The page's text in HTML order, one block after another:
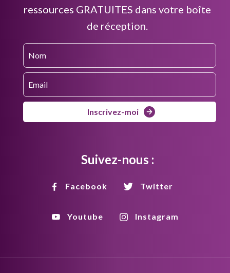
ressources GRATUITES dans votre boîte
de réception.
Inscrivez-moi
Suivez-nous :
Facebook Twitter
Youtube Instagram